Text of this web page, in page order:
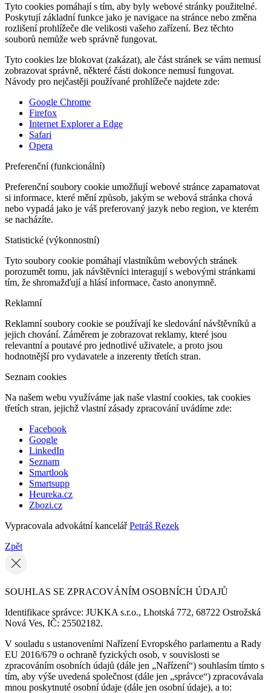
Tyto cookies pomáhají s tím, aby byly webové stránky použitelné.
Poskytují základní funkce jako je navigace na stránce nebo změna
rozlišení prohlížeče dle velikosti vašeho zařízení. Bez těchto
souborů nemůže web správně fungovat.
Tyto cookies lze blokovat (zakázat), ale část stránek se vám nemusí
zobrazovat správně, některé části dokonce nemusí fungovat.
Návody pro nejčastěji používané prohlížeče najdete zde:
Google Chrome
Firefox
Internet Explorer a Edge
Safari
Opera
Preferenční (funkcionální)
Preferenční soubory cookie umožňují webové stránce zapamatovat
si informace, které mění způsob, jakým se webová stránka chová
nebo vypadá jako je váš preferovaný jazyk nebo region, ve kterém
se nacházíte.
Statistické (výkonnostní)
Tyto soubory cookie pomáhají vlastníkům webových stránek
porozumět tomu, jak návštěvníci interagují s webovými stránkami
tím, že shromažďují a hlásí informace, často anonymně.
Reklamní
Reklamní soubory cookie se používají ke sledování návštěvníků a
jejich chování. Záměrem je zobrazovat reklamy, které jsou
relevantní a poutavé pro jednotlivé uživatele, a proto jsou
hodnotnější pro vydavatele a inzerenty třetích stran.
Seznam cookies
Na našem webu využíváme jak naše vlastní cookies, tak cookies
třetích stran, jejichž vlastní zásady zpracování uvádíme zde:
Facebook
Google
LinkedIn
Seznam
Smartlook
Smartsupp
Heureka.cz
Zbozi.cz
Vypracovala advokátní kancelářPetráš Rezek
Zpět
SOUHLAS SE ZPRACOVÁNÍM OSOBNÍCH ÚDAJŮ
Identifikace správce: JUKKA s.r.o., Lhotská 772, 68722 Ostrožská
Nová Ves, IČ: 25502182.
V souladu s ustanoveními Nařízení Evropského parlamentu a Rady
EU 2016/679 o ochraně fyzických osob, v souvislosti se
zpracováním osobních údajů (dále jen „Nařízení“) souhlasím tímto s
tím, aby výše uvedená společnost (dále jen „správce“) zpracovávala
mnou poskytnuté osobní údaje (dále jen osobní údaje), a to: